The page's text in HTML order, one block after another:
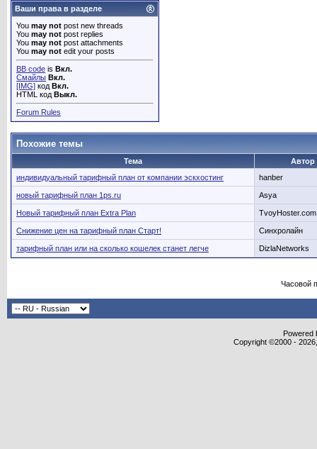
Ваши права в разделе
You may not post new threads
You may not post replies
You may not post attachments
You may not edit your posts
BB code is Вкл.
Смайлы Вкл.
[IMG] код Вкл.
HTML код Выкл.
Forum Rules
Похожие темы
Тема
Автор
индивидуальный тарифный план от компании эскхостинг
hanber
новый тарифный план 1ps.ru Asya
Новый тарифный план Extra Plan TvoyHoster.com
Снижение цен на тарифный план Старт! Синхролайн
тарифный план или на сколько кошелек станет легче DizlaNetworks
Часовой
Powered
Copyright ©2000 -